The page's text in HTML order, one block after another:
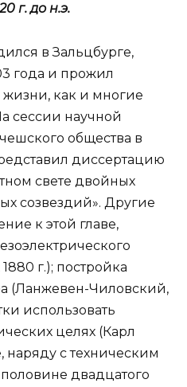
г. до н.э.
в Зальцбурге,
года и прожил
как и многие
сессии научной
общества в
диссертацию
свете двойных
созвездий». Другие
к этой главе,
г.); постройка
(Ланжевен-Чиловский,
использовать
целях (Карл
наряду с техническим
двадцатого